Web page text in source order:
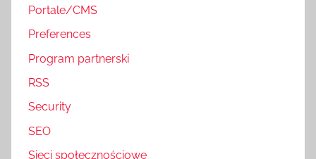
Portale/CMS
Preferences
Program partnerski
RSS
Security
SEO
Sieci społecznościowe